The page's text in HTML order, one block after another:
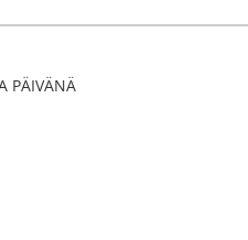
PÄIVÄNÄ